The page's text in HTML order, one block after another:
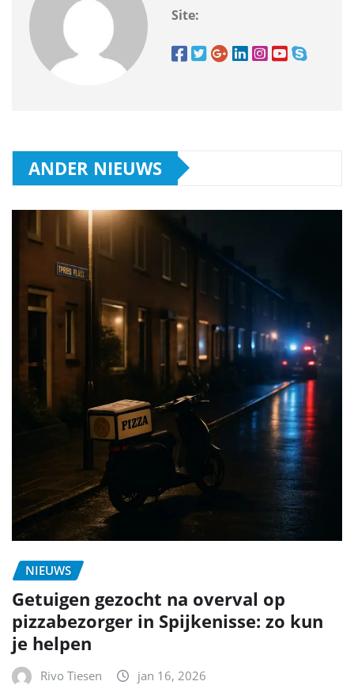
Site:
ANDER NIEUWS
NIEUWS
Getuigen gezocht na overval op
pizzabezorger in Spijkenisse: zo kun
je helpen
Rivo Tiesen jan 16, 2026